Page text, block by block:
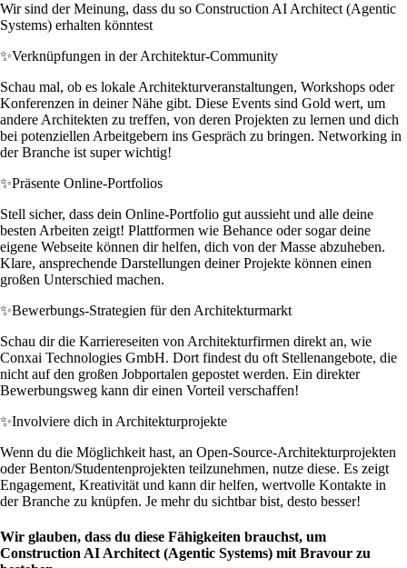
Wir sind der Meinung, dass du so Construction AI Architect (Agentic
Systems) erhalten könntest
✨Verknüpfungen in der Architektur-Community
Schau mal, ob es lokale Architekturveranstaltungen, Workshops oder
Konferenzen in deiner Nähe gibt. Diese Events sind Gold wert, um
andere Architekten zu treffen, von deren Projekten zu lernen und dich
bei potenziellen Arbeitgebern ins Gespräch zu bringen. Networking in
der Branche ist super wichtig!
✨Präsente Online-Portfolios
Stell sicher, dass dein Online-Portfolio gut aussieht und alle deine
besten Arbeiten zeigt! Plattformen wie Behance oder sogar deine
eigene Webseite können dir helfen, dich von der Masse abzuheben.
Klare, ansprechende Darstellungen deiner Projekte können einen
großen Unterschied machen.
✨Bewerbungs-Strategien für den Architekturmarkt
Schau dir die Karriereseiten von Architekturfirmen direkt an, wie
Conxai Technologies GmbH. Dort findest du oft Stellenangebote, die
nicht auf den großen Jobportalen gepostet werden. Ein direkter
Bewerbungsweg kann dir einen Vorteil verschaffen!
✨Involviere dich in Architekturprojekte
Wenn du die Möglichkeit hast, an Open-Source-Architekturprojekten
oder Benton/Studentenprojekten teilzunehmen, nutze diese. Es zeigt
Engagement, Kreativität und kann dir helfen, wertvolle Kontakte in
der Branche zu knüpfen. Je mehr du sichtbar bist, desto besser!
Wir glauben, dass du diese Fähigkeiten brauchst, um
Construction AI Architect (Agentic Systems) mit Bravour zu